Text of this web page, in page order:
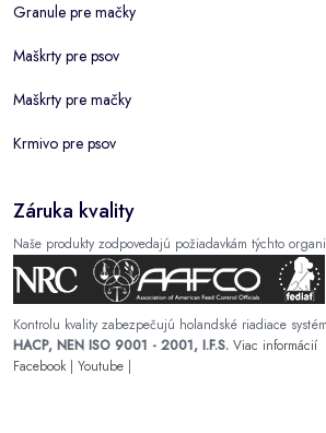
Granule pre mačky
Maškrty pre psov
Maškrty pre mačky
Krmivo pre psov
Záruka kvality
Naše produkty zodpovedajú požiadavkám týchto
Kontrolu kvality zabezpečujú holandské riadiace
HACP, NEN ISO 9001 - 2001, I.F.S. Viac informácií
Facebook| Youtube |